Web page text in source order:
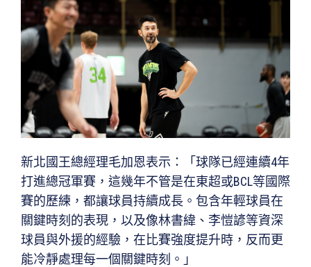
新北國王總經理毛加恩表示：「球隊已經連續4年
打進總冠軍賽，這幾年不管是在東超或BCL等國際
賽的歷練，都讓球員持續成長。包含年輕球員在
關鍵時刻的表現，以及像林書緯、李愷諺等資深
球員與外援的經驗，在比賽強度提升時，反而更
能冷靜處理每一個關鍵時刻。」